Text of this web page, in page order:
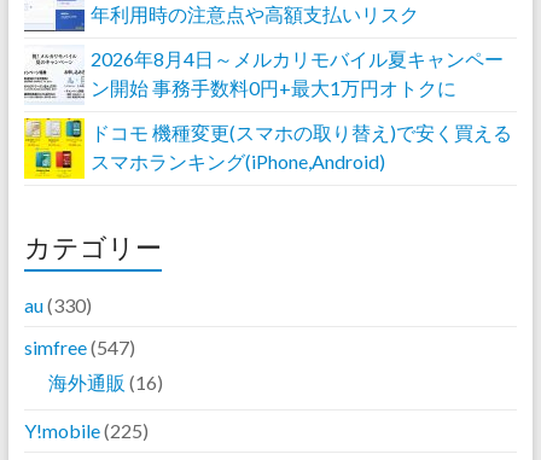
年利用時の注意点や高額支払いリスク
2026年8月4日～メルカリモバイル夏キャンペー
ン開始 事務手数料0円+最大1万円オトクに
ドコモ 機種変更(スマホの取り替え)で安く買える
スマホランキング(iPhone,Android)
カテゴリー
au(330)
simfree(547)
海外通販 (16)
Y!mobile(225)